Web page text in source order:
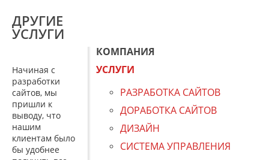
ДРУГИЕ
УСЛУГИ
Начиная с
разработки
сайтов, мы
пришли к
выводу, что
нашим
клиентам было
бы удобнее
КОМПАНИЯ
УСЛУГИ
РАЗРАБОТКА САЙТОВ
ДОРАБОТКА САЙТОВ
ДИЗАЙН
СИСТЕМА УПРАВЛЕНИЯ